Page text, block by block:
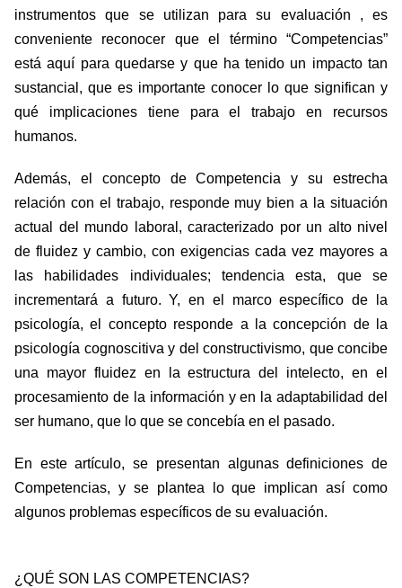
instrumentos que se utilizan para su evaluación , es
conveniente reconocer que el término “Competencias”
está aquí para quedarse y que ha tenido un impacto tan
sustancial, que es importante conocer lo que significan y
qué implicaciones tiene para el trabajo en recursos
humanos.
Además, el concepto de Competencia y su estrecha
relación con el trabajo, responde muy bien a la situación
actual del mundo laboral, caracterizado por un alto nivel
de fluidez y cambio, con exigencias cada vez mayores a
las habilidades individuales; tendencia esta, que se
incrementará a futuro. Y, en el marco específico de la
psicología, el concepto responde a la concepción de la
psicología cognoscitiva y del constructivismo, que concibe
una mayor fluidez en la estructura del intelecto, en el
procesamiento de la información y en la adaptabilidad del
ser humano, que lo que se concebía en el pasado.
En este artículo, se presentan algunas definiciones de
Competencias, y se plantea lo que implican así como
algunos problemas específicos de su evaluación.
¿QUÉ SON LAS COMPETENCIAS?